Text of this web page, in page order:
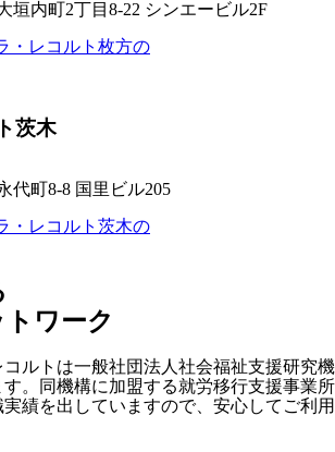
垣内町2丁目8-22 シンエービル2F
・レコルト枚方の
茨木
代町8-8 国里ビル205
・レコルト茨木の
ワーク
ルトは一般社団法人社会福祉支援研究機
。同機構に加盟する就労移行支援事業所
績を出していますので、安心してご利用